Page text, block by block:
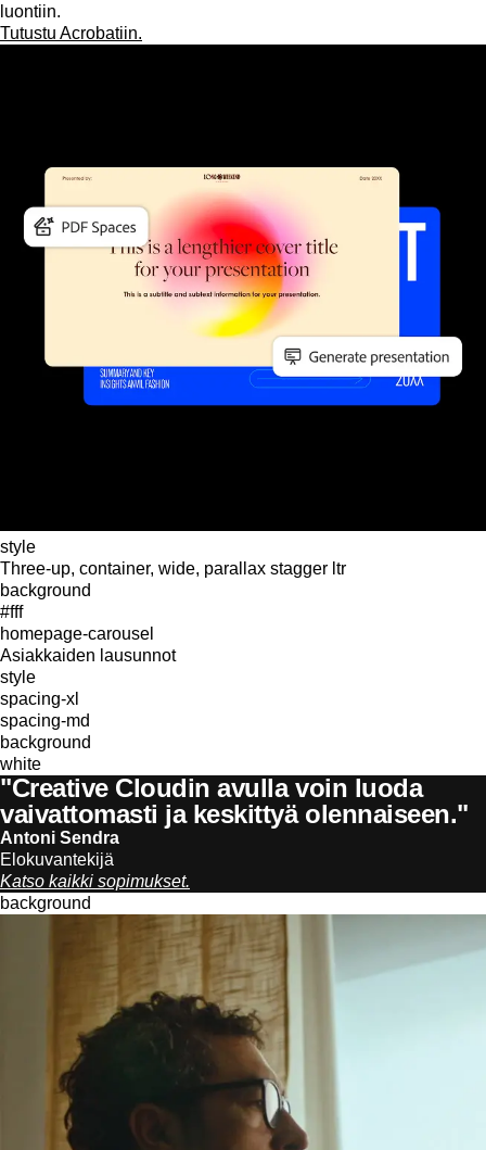
luontiin.
Tutustu Acrobatiin.
style
Three-up, container, wide, parallax stagger ltr
background
#fff
homepage-carousel
Asiakkaiden lausunnot
style
spacing-xl
spacing-md
background
white
"Creative Cloudin avulla voin luoda
vaivattomasti ja keskittyä olennaiseen."
Antoni Sendra
Elokuvantekijä
Katso kaikki sopimukset.
background